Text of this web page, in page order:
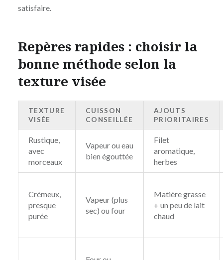
satisfaire.
Repères rapides : choisir la
bonne méthode selon la
texture visée
TEXTURE
VISÉE
CUISSON
CONSEILLÉE
AJOUTS
PRIORITAIRES
Rustique,
avec
morceaux
Vapeur ou eau
bien égouttée
Filet
aromatique,
herbes
Crémeux,
presque
purée
Vapeur (plus
sec) ou four
Matière grasse
+ un peu de lait
chaud